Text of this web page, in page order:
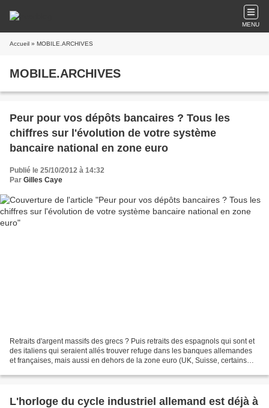
MENU
Accueil » MOBILE.ARCHIVES
MOBILE.ARCHIVES
Peur pour vos dépôts bancaires ? Tous les
chiffres sur l'évolution de votre système
bancaire national en zone euro
Publié le 25/10/2012 à 14:32
Par Gilles Caye
Retraits d'argent massifs des grecs ? Puis retraits des espagnols qui sont et
des italiens qui seraient allés trouver refuge dans les banques allemandes
et françaises, mais aussi en dehors de la zone euro (UK, Suisse, certains
L'horloge du cycle industriel allemand est déjà à